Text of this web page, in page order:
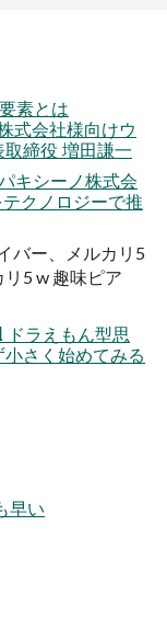
素とは
式会社様向けウ
締役 増田謙一
シーノ株式会
クノロジーで推
バー、メルカリ5
5 w 趣味ピア
ラえもん型思
さく始めてみる
早い